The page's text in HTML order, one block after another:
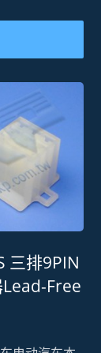
三排9PIN
Free